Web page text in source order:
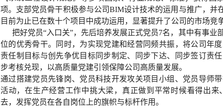
项。支部党员骨干积极参与公司BIM设计技术的运用与推广，并
目前为止已在数十个项目中成功运用，显著提升了公司的市场竞
把好党员“入口关”，先后培养发展正式党员7名，其中有事业
位的优秀骨干。同时，为实现党建和经营同频共振，将公司年
责任制目标与创先争优目标同步制定、同步下达、同步签订责
步考核兑现，以高质量党建引领保障公司高质量发展。
通过搭建党员先锋岗、党员科技开发攻关项目小组、党员导师
活动，在生产经营工作中挑大梁，真正做到平常时候看得出
去，发挥党员在各自岗位上的旗帜与标杆作用。